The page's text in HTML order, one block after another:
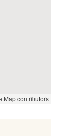
contributors